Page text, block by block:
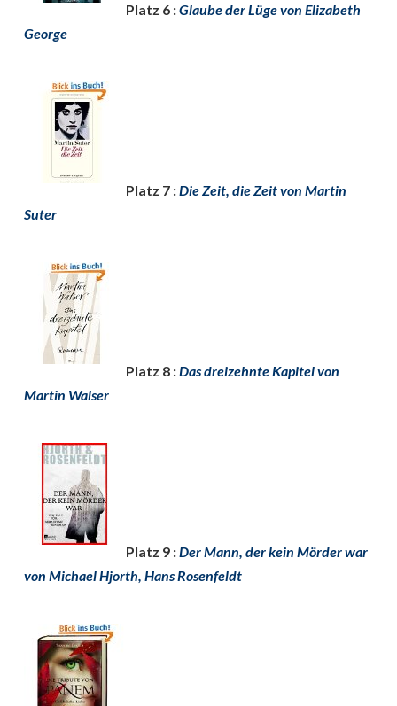
Platz 6 :Glaube der Lüge von Elizabeth
George
Platz 7 :Die Zeit, die Zeit von Martin
Suter
Platz 8 :Das dreizehnte Kapitel von
Martin Walser
Platz 9 :Der Mann, der kein Mörder war
von Michael Hjorth, Hans Rosenfeldt